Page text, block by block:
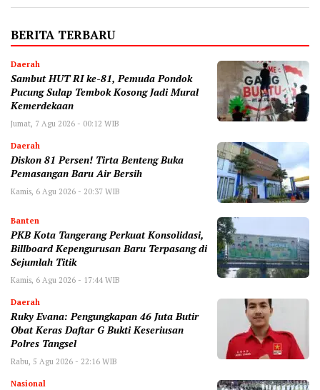
BERITA TERBARU
Daerah
Sambut HUT RI ke-81, Pemuda Pondok
Pucung Sulap Tembok Kosong Jadi Mural
Kemerdekaan
Jumat, 7 Agu 2026 - 00:12 WIB
Daerah
Diskon 81 Persen! Tirta Benteng Buka
Pemasangan Baru Air Bersih
Kamis, 6 Agu 2026 - 20:37 WIB
Banten
‎PKB Kota Tangerang Perkuat Konsolidasi,
Billboard Kepengurusan Baru Terpasang di
Sejumlah Titik ‎
Kamis, 6 Agu 2026 - 17:44 WIB
Daerah
‎Ruky Evana: Pengungkapan 46 Juta Butir
Obat Keras Daftar G Bukti Keseriusan
Polres Tangsel
Rabu, 5 Agu 2026 - 22:16 WIB
Nasional